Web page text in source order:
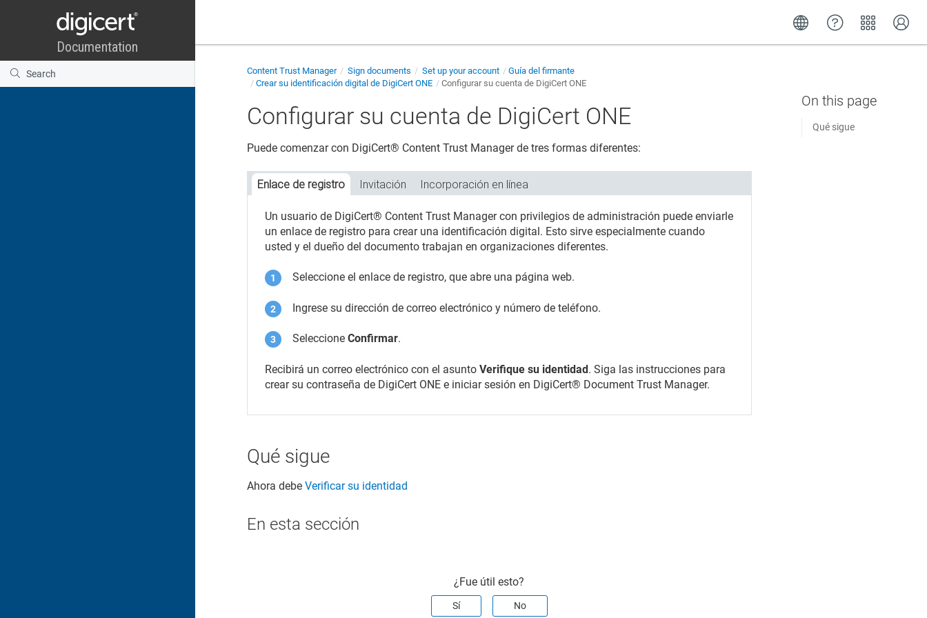
Content Trust Manager Sign documents Set up your account
Guía del firmante
Crear su identificación digital de DigiCert ONE
Configurar su cuenta de DigiCert ONE
Configurar su cuenta de DigiCert ONE
Puede comenzar con DigiCert​​®​​ Content Trust Managerde tres formas diferentes:
Enlace de registro Invitación Incorporación en línea
Un usuario de DigiCert​​®​​ Content Trust Managercon privilegios de administración puede enviarle
un enlace de registro para crear una identificación digital. Esto sirve especialmente cuando
usted y el dueño del documento trabajan en organizaciones diferentes.
Seleccione el enlace de registro, que abre una página web.
Ingrese su dirección de correo electrónico y número de teléfono.
SeleccioneConfirmar.
Recibirá un correo electrónico con el asuntoVerifique su identidad. Siga las instrucciones para
crear su contraseña de DigiCert ONE e iniciar sesión en DigiCert® Document Trust Manager.
Qué sigue
Ahora debeVerificar su identidad
En esta sección
Qué sigue
¿Fue útil esto?
Sí No